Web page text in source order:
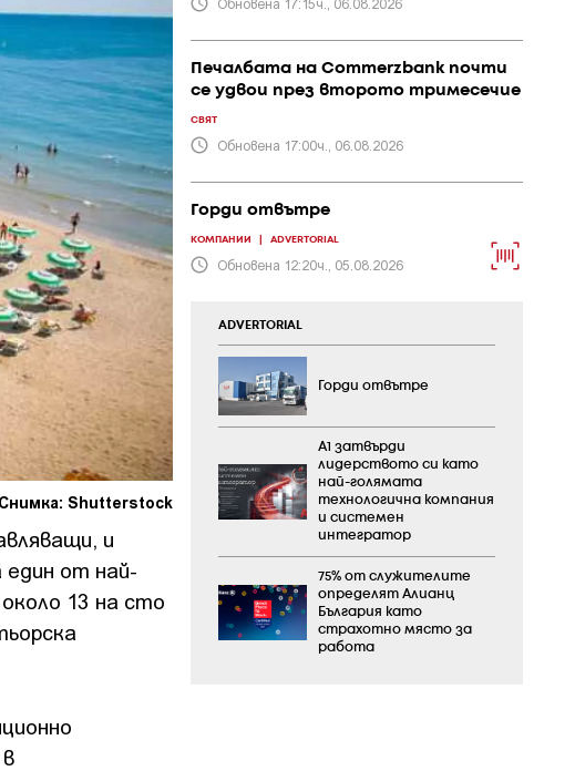
Снимка: Shutterstock
и
от най-
13 на сто
Печалбата на Commerzbank почти
се удвои през второто тримесечие
СВЯТ
Обновена 17:00ч., 06.08.2026
Горди отвътре
КОМПАНИИ ADVERTORIAL
Обновена 12:20ч., 05.08.2026
ADVERTORIAL
Горди отвътре
А1 затвърди
лидерството си като
най-голямата
технологична компания
и системен
интегратор
75% от служителите
определят Алианц
България като
страхотно място за
работа